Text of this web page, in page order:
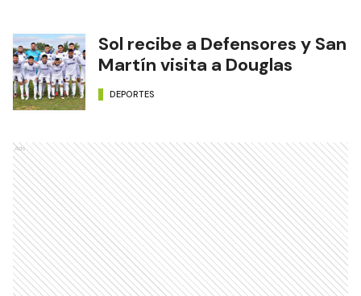
Sol recibe a Defensores y San
Martín visita a Douglas
DEPORTES
Ads